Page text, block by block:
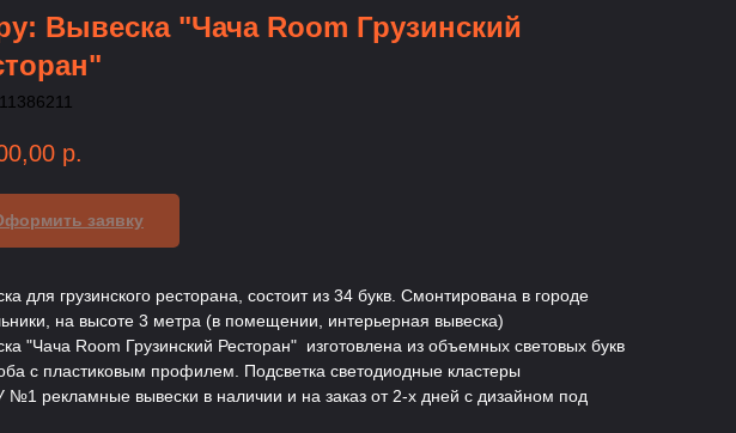
Вывеска "Чача Room Грузинский
11386211
р.
заявку
для грузинского ресторана, состоит из 34 букв. Смонтирована в городе
на высоте 3 метра (в помещении, интерьерная вывеска)
"Чача Room Грузинский Ресторан" изготовлена из объемных световых букв
с пластиковым профилем. Подсветка светодиодные кластеры
№1 рекламные вывески в наличии и на заказ от 2-х дней с дизайном под